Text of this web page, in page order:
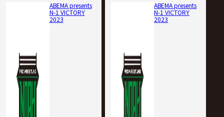
ABEMA presents
N-1 VICTORY
2023
ABEMA presents
N-1 VICTORY
2023